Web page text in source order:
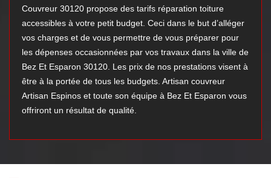
Couvreur 30120 propose des tarifs réparation toiture
accessibles à votre petit budget. Ceci dans le but d’alléger
vos charges et de vous permettre de vous préparer pour
les dépenses occasionnées par vos travaux dans la ville de
Bez Et Esparon 30120. Les prix de nos prestations visent à
être à la portée de tous les budgets. Artisan couvreur
Artisan Espinos et toute son équipe à Bez Et Esparon vous
offriront un résultat de qualité.